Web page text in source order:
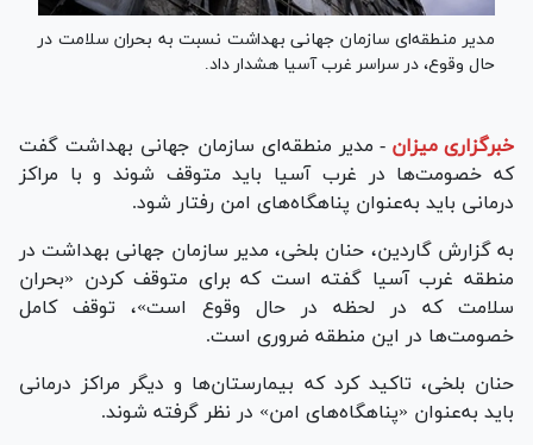
مدیر منطقه‌ای سازمان جهانی بهداشت نسبت به بحران سلامت در
حال وقوع، در سراسر غرب آسیا هشدار ‌داد.
خبرگزاری میزان - مدیر منطقه‌ای سازمان جهانی بهداشت گفت
که خصومت‌ها در غرب آسیا باید متوقف شوند و با مراکز
درمانی باید به‌عنوان پناهگاه‌های امن رفتار شود.
به گزارش گاردین، حنان بلخی، مدیر سازمان جهانی بهداشت در
منطقه غرب آسیا گفته است که برای متوقف کردن «بحران
سلامت که در لحظه در حال وقوع است»، توقف کامل
خصومت‌ها در این منطقه ضروری است.
حنان بلخی، تاکید کرد که بیمارستان‌ها و دیگر مراکز درمانی
باید به‌عنوان «پناهگاه‌های امن» در نظر گرفته شوند.